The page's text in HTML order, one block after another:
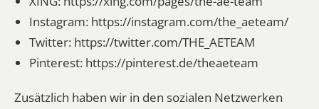
Instagram: https://instagram.com/the_aeteam/
Twitter: https://twitter.com/THE_AETEAM
Pinterest: https://pinterest.de/theaeteam
Zusätzlich haben wir in den sozialen Netzwerken